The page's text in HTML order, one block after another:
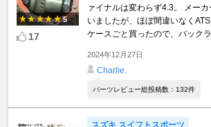
5
17
ァイナルは変わらず4.3。 メー
いましたが、ほぼ間違いなくATS
ケースごと買ったので、バックラ
2024年12月27日
Charlie.
パーツレビュー総投稿数：132件
スズキ スイフトスポーツ